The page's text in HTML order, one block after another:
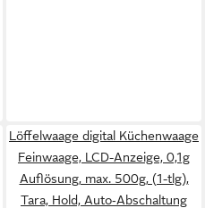
Löffelwaage digital Küchenwaage
Feinwaage, LCD-Anzeige, 0,1g
Auflösung, max. 500g, (1-tlg),
Tara, Hold, Auto‑Abschaltung